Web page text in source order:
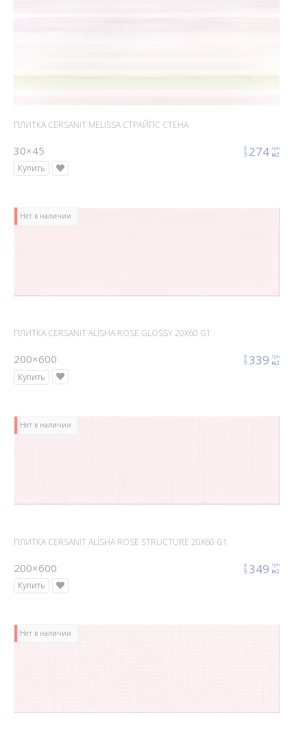
ПЛИТКА CERSANIT MELISSA СТРАЙПС СТЕНА
30×45 цена 274 грн
м2
Купить
Нет в наличии
ПЛИТКА CERSANIT ALISHA ROSE GLOSSY 20X60 G1
200×600 цена339 грн
м2
Купить
Нет в наличии
ПЛИТКА CERSANIT ALISHA ROSE STRUCTURE 20X60 G1
200×600 цена 349 грн
м2
Купить
Нет в наличии